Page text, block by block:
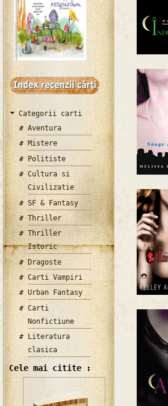
Categorii carti
Aventura
Mistere
Politiste
Cultura si
Civilizatie
SF & Fantasy
Thriller
Thriller
Istoric
Dragoste
Carti Vampiri
Urban Fantasy
Carti
Nonfictiune
Literatura
clasica
Cele mai citite :